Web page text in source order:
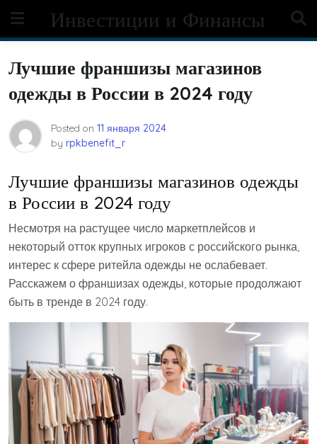
content
Инвестиции и Финансы
Лучшие франшизы магазинов
одежды в России в 2024 году
Posted on 11 января 2024
by rpkbenefit_r
Лучшие франшизы магазинов одежды
в России в 2024 году
Несмотря на растущее число маркетплейсов и
некоторый отток крупных игроков с российского рынка,
интерес к сфере ритейла одежды не ослабевает.
Расскажем о франшизах одежды, которые продолжают
быть в тренде в 2024 году.